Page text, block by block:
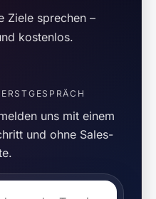
Ziele sprechen –
kostenlos.
uns mit einem
und ohne Sales-